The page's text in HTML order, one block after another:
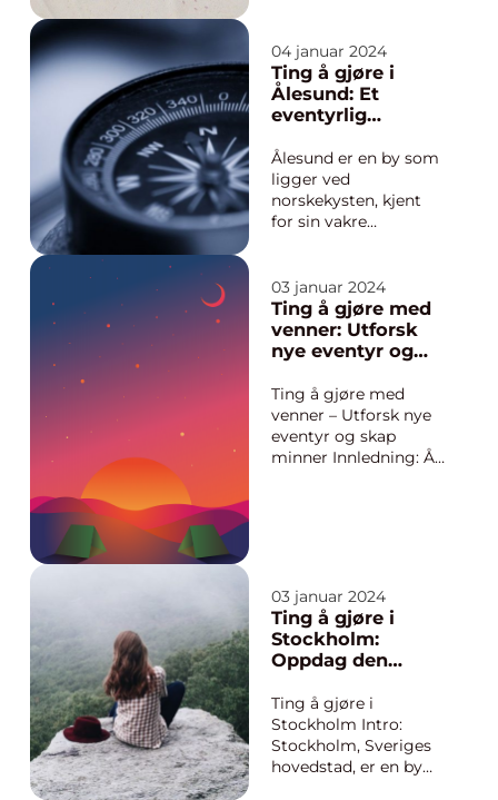
er ute etter
utendørsaktiviteter,
kulturelle opplevelser
eller gastronomiske
eventyr, ha...
04 januar 2024
Ting å gjøre i
Ålesund: Et
eventyrlig
eventyrlystne
unge mennesker
Ålesund er en by som
ligger ved
norskekysten, kjent
for sin vakre
naturlandskap. Dette
reisemålet er ideelt
for eventyrlystne
unge mennesker som
opplevelser og vakre
omgivelser. Her vil vi
gi deg en grundig o...
03 januar 2024
Ting å gjøre med
venner: Utforsk
nye eventyr og
Ting å gjøre med
venner – Utforsk nye
eventyr og skap
minner Innledning: Å
ulike aktiviteter som
du kan gjøre sammen
med ven...
03 januar 2024
Ting å gjøre i
Stockholm:
Oppdag den
hovedstaden i
Sverige
Ting å gjøre i
Stockholm Intro:
Stockholm, Sveriges
hovedstad, er en by